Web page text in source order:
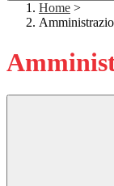
Home >